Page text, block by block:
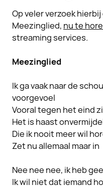
Op veler verzoek
Meezinglied, nu te
streaming services.
Meezinglied
Ik ga vaak naar de
voorgevoel
Vooral tegen het eind
Het is haast
Die ik nooit meer wil
Zet nu allemaal maar in
Nee nee nee, ik heb
Ik wil niet dat iemand